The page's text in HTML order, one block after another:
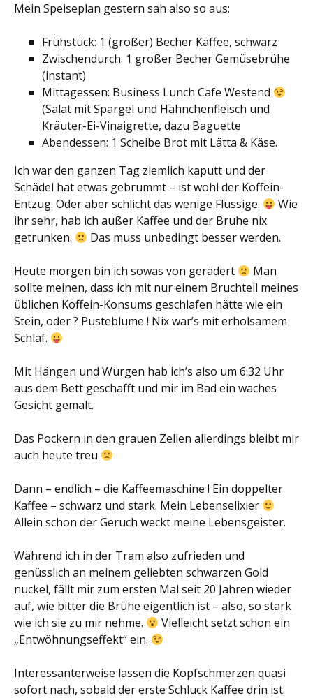
Mein Speiseplan gestern sah also so aus:
Frühstück: 1 (großer) Becher Kaffee, schwarz
Zwischendurch: 1 großer Becher Gemüsebrühe
(instant)
Mittagessen: Business Lunch Cafe Westend
(Salat mit Spargel und Hähnchenfleisch und
Kräuter-Ei-Vinaigrette, dazu Baguette
Abendessen: 1 Scheibe Brot mit Lätta & Käse.
Ich war den ganzen Tag ziemlich kaputt und der
Schädel hat etwas gebrummt – ist wohl der Koffein-
Entzug. Oder aber schlicht das wenige Flüssige.
Wie
ihr sehr, hab ich außer Kaffee und der Brühe nix
getrunken.
Das muss unbedingt besser werden.
Heute morgen bin ich sowas von gerädert
Man
sollte meinen, dass ich mit nur einem Bruchteil meines
üblichen Koffein-Konsums geschlafen hätte wie ein
Stein, oder ? Pusteblume ! Nix war’s mit erholsamem
Schlaf.
Mit Hängen und Würgen hab ich’s also um 6:32 Uhr
aus dem Bett geschafft und mir im Bad ein waches
Gesicht gemalt.
Das Pockern in den grauen Zellen allerdings bleibt mir
auch heute treu
Dann – endlich – die Kaffeemaschine ! Ein doppelter
Kaffee – schwarz und stark. Mein Lebenselixier
Allein schon der Geruch weckt meine Lebensgeister.
Während ich in der Tram also zufrieden und
genüsslich an meinem geliebten schwarzen Gold
nuckel, fällt mir zum ersten Mal seit 20 Jahren wieder
auf, wie bitter die Brühe eigentlich ist – also, so stark
wie ich sie zu mir nehme.
Vielleicht setzt schon ein
„Entwöhnungseffekt“ ein.
Interessanterweise lassen die Kopfschmerzen quasi
sofort nach, sobald der erste Schluck Kaffee drin ist.